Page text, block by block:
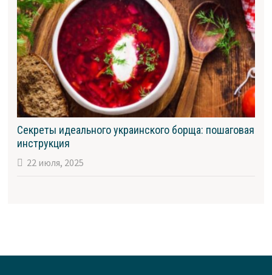
Секреты идеального украинского борща: пошаговая
инструкция
22 июля, 2025